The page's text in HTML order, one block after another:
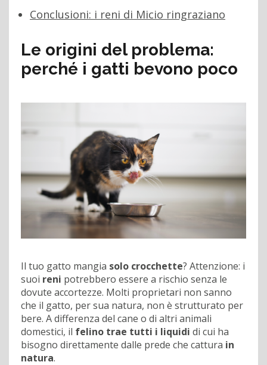
Conclusioni: i reni di Micio ringraziano
Le origini del problema:
perché i gatti bevono poco
Il tuo gatto mangia solo crocchette? Attenzione: i
suoi reni potrebbero essere a rischio senza le
dovute accortezze. Molti proprietari non sanno
che il gatto, per sua natura, non è strutturato per
bere. A differenza del cane o di altri animali
domestici, il felino trae tutti i liquidi di cui ha
bisogno direttamente dalle prede che cattura in
natura.